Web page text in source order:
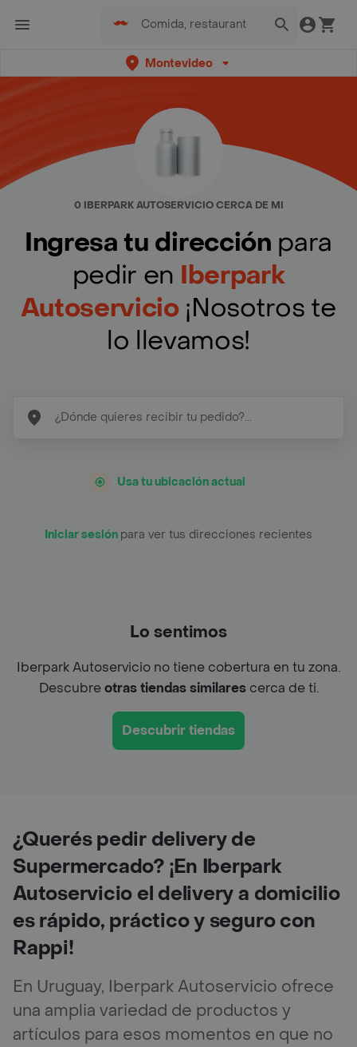
Montevideo
0 IBERPARK AUTOSERVICIO CERCA DE MI
Ingresa tu dirección para
pedir en Iberpark
Autoservicio ¡Nosotros te
lo llevamos!
Usa tu ubicación actual
Iniciar sesión para ver tus direcciones recientes
Lo sentimos
Iberpark Autoservicio no tiene cobertura en tu zona.
Descubreotras tiendas similarescerca de ti.
Descubrir tiendas
¿Querés pedir delivery de
Supermercado? ¡En Iberpark
Autoservicio el delivery a domicilio
es rápido, práctico y seguro con
Rappi!
En Uruguay, Iberpark Autoservicio ofrece
una amplia variedad de productos y
artículos para esos momentos en que no